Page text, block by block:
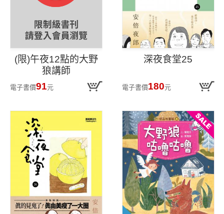
(限)午夜12點的大野
狼講師
電子書價91元
深夜食堂25
電子書價180元